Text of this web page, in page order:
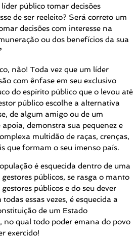
público tomar decisões
de ser reeleito? Será correto um
decisões com interesse na
ou dos benefícios da sua
não! Toda vez que um líder
com ênfase em seu exclusivo
do espírito público que o levou até
público escolhe a alternativa
de algum amigo ou de um
demonstra sua pequenez e
multidão de raças, crenças,
que formam o seu imenso país.
é esquecida dentro de uma
públicos, se rasga o manto
públicos e do seu dever
essas vezes, é esquecida a
de um Estado
no qual todo poder emana do povo
exercido!